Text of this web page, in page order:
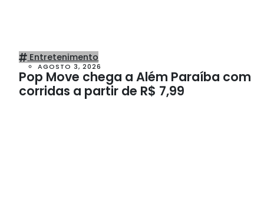
Entretenimento
AGOSTO 3, 2026
Pop Move chega a Além Paraíba com
corridas a partir de R$ 7,99